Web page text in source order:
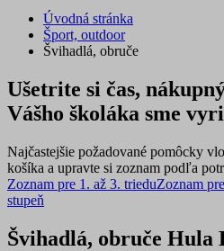
Úvodná stránka
Šport, outdoor
Švihadlá, obruče
Ušetrite si čas,
Vášho školáka sme
Najčastejšie požadované pomôcky
košíka a upravte si zoznam podľa
Zoznam pre 1. až 3. trieduZoznam
stupeň
Švihadlá, obruče Hula